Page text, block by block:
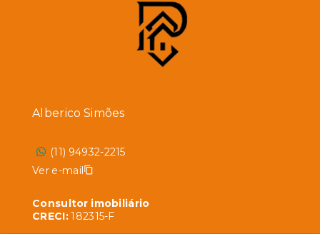
Alberico Simões
(11) 94932-2215
Ver e-mail
Consultor imobiliário
CRECI:182315-F